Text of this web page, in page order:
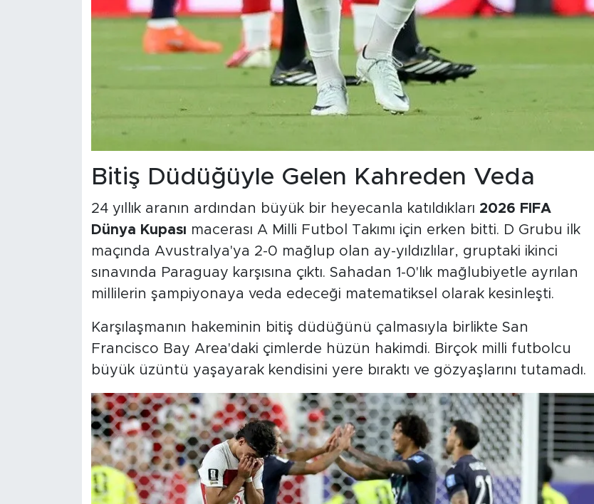
Bitiş Düdüğüyle Gelen Kahreden Veda
24 yıllık aranın ardından büyük bir heyecanla katıldıkları 2026 FIFA
Dünya Kupası macerası A Milli Futbol Takımı için erken bitti. D Grubu ilk
maçında Avustralya'ya 2-0 mağlup olan ay-yıldızlılar, gruptaki ikinci
sınavında Paraguay karşısına çıktı. Sahadan 1-0'lık mağlubiyetle ayrılan
millilerin şampiyonaya veda edeceği matematiksel olarak kesinleşti.
Karşılaşmanın hakeminin bitiş düdüğünü çalmasıyla birlikte San
Francisco Bay Area'daki çimlerde hüzün hakimdi. Birçok milli futbolcu
büyük üzüntü yaşayarak kendisini yere bıraktı ve gözyaşlarını tutamadı.